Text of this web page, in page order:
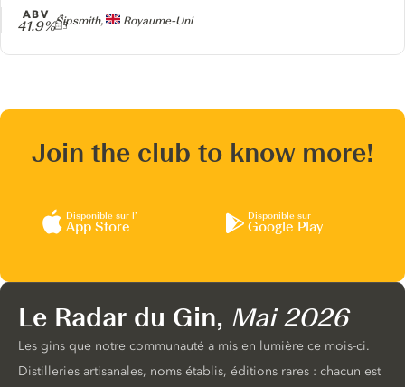
Producteur
Sipsmith, Royaume-Uni
ABV
41.9%
Join the club to know more!
Disponible sur l’
App Store
Disponible sur
Google Play
Le Radar du Gin, Mai 2026
Les gins que notre communauté a mis en lumière ce mois-ci.
Distilleries artisanales, noms établis, éditions rares : chacun est